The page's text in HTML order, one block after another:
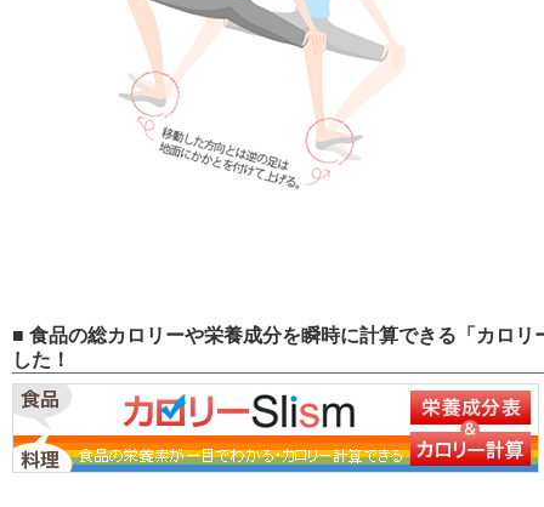
■ 食品の総カロリーや栄養成分を瞬時に計算できる「カロ
した！